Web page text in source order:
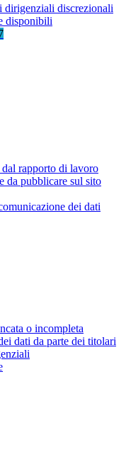
dirigenziali discrezionali
disponibili
rapporto di lavoro
da pubblicare sul sito
dei dati
o incompleta
dati da parte dei titolari